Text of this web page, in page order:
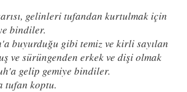
gelinleri tufandan kurtulmak için
bindiler.
buyurduğu gibi temiz ve kirli sayılan
ve sürüngenden erkek ve dişi olmak
gelip gemiye bindiler.
tufan koptu.